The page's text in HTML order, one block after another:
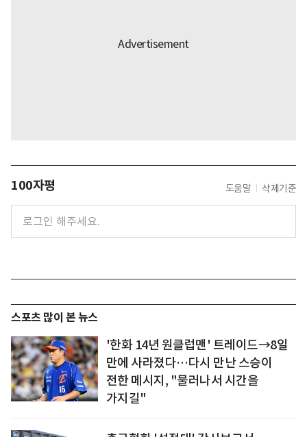
100자평 도움말 삭제기준
스포츠 많이 본 뉴스
'한화 14년 원클럽맨' 트레이드→8일
만에 사라졌다…다시 만난 스승이
전한 메시지, "물러나서 시간을
가지길"